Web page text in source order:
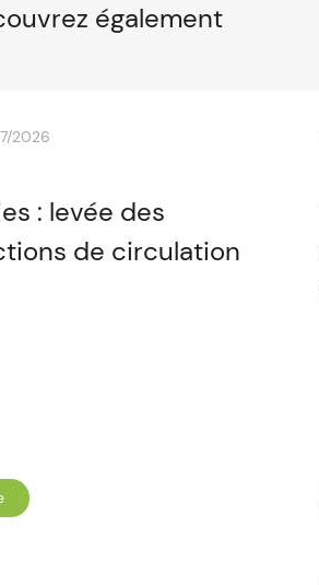
également
2026
: levée des
de circulation